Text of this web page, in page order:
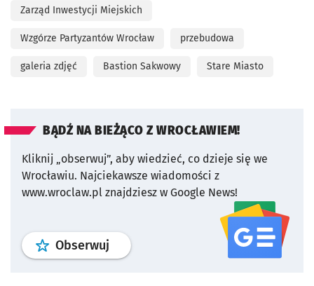
Zarząd Inwestycji Miejskich
Wzgórze Partyzantów Wrocław przebudowa
galeria zdjęć Bastion Sakwowy Stare Miasto
BĄDŹ NA BIEŻĄCO Z WROCŁAWIEM!
Kliknij „obserwuj”, aby wiedzieć, co dzieje się we
Wrocławiu. Najciekawsze wiadomości z
www.wroclaw.pl znajdziesz w Google News!
Obserwuj profil serwisu